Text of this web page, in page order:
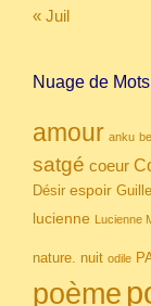
« Juil
Nuage de Mots
amour anku
satgé coeur
Désir espoir
lucienne Lucienne
nature. nuit odile
poème